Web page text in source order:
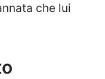
che lui